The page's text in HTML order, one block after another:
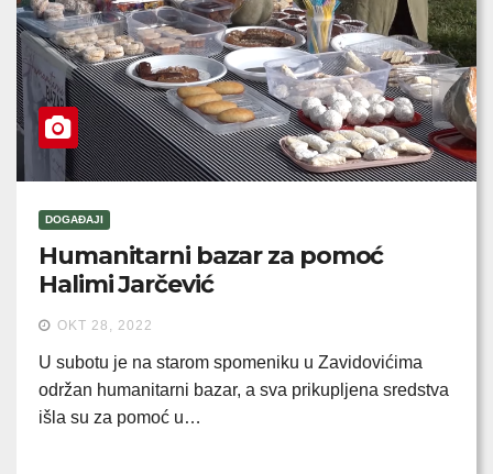
DOGAĐAJI
Humanitarni bazar za pomoć
Halimi Jarčević
OKT 28, 2022
U subotu je na starom spomeniku u Zavidovićima
održan humanitarni bazar, a sva prikupljena sredstva
išla su za pomoć u…